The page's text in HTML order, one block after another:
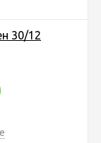
30/12